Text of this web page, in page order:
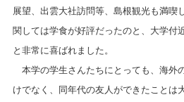
展望、出雲大社訪問等、島根観光も満喫
関しては学食が好評だったのと、大学付
と非常に喜ばれました。
本学の学生さんたちにとっても、海外
けでなく、同年代の友人ができたことは